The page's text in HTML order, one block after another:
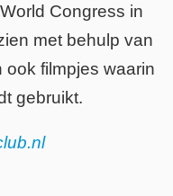
Congress in
met behulp van
ook filmpjes waarin
gebruikt.